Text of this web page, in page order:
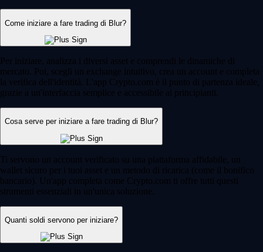
Come iniziare a fare trading di Blur?
Per iniziare, analizza i diversi asset e comprendi le dinamiche di
mercato. Poi, scegli un exchange intuitivo, crea un account e completa
la verifica dell'identità. L'app Crypto.com è il punto di partenza ideale,
grazie a un'interfaccia semplice e accessibile ai principianti.
Cosa serve per iniziare a fare trading di Blur?
Ti servono un account verificato su una piattaforma affidabile, un
wallet sicuro per i tuoi asset e un metodo di ricarica (come il bonifico
bancario). Un'app completa come Crypto.com ti offre tutti questi
strumenti essenziali in un'unica soluzione.
Quanti soldi servono per iniziare?